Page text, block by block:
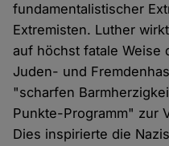
fundamentalistischer
Extremisten. Luther
auf höchst fatale Weise
Juden- und
"scharfen
Punkte-Programm" zur
Dies inspirierte die